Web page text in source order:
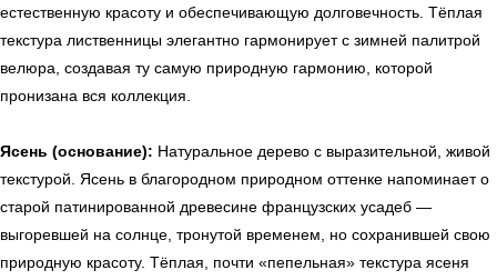
естественную красоту и обеспечивающую долговечность. Тёплая
текстура лиственницы элегантно гармонирует с зимней палитрой
велюра, создавая ту самую природную гармонию, которой
пронизана вся коллекция.
Ясень (основание): Натуральное дерево с выразительной, живой
текстурой. Ясень в благородном природном оттенке напоминает о
старой патинированной древесине французских усадеб —
выгоревшей на солнце, тронутой временем, но сохранившей свою
природную красоту. Тёплая, почти «пепельная» текстура ясеня